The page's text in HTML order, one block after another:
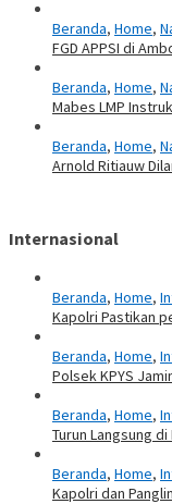
Beranda, Home,
FGD APPSI di
Beranda, Home,
Mabes LMP
Beranda, Home,
Arnold Ritiauw
Internasional
Beranda, Home,
Kapolri Pastikan
Beranda, Home,
Polsek KPYS
Beranda, Home,
Turun Langsung
Beranda, Home,
Kapolri dan